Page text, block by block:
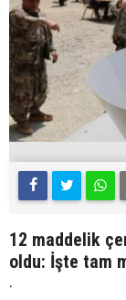
12 maddelik
oldu: İşte tam
.